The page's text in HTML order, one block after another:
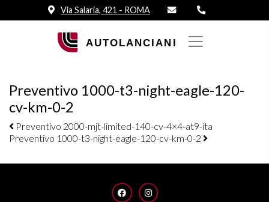
Via Salaria, 421 - ROMA
Preventivo 1000-t3-night-eagle-120-
cv-km-0-2
Navigazione elementi
Preventivo 2000-mjt-limited-140-cv-4×4-at9-ita
Preventivo 1000-t3-night-eagle-120-cv-km-0-2
FACEBOOKINSTAGRAM